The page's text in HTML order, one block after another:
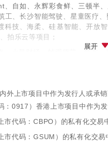
、自如、永辉彩食鲜、三顿半
工、长沙智能驾驶、星童医疗
技、海柔、硅基智能、开放
拍乐云等项目；
、火星财经、帧观德芯、每实
姬、伊对、Weee！、核桃编
、点我达、打工网、EsayCar
医疗、狮桥、青普文化行馆、德
诺亦腾、21世纪、明日宇航、
展开
外上市项目中作为发行人或承
：0917）香港上市项目中作为
市代码：CBPO）的私有化交易
市代码：GSUM）的私有化交易